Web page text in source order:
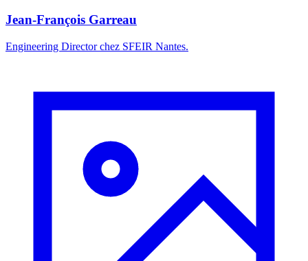
Jean-François Garreau
Engineering Director chez SFEIR Nantes.